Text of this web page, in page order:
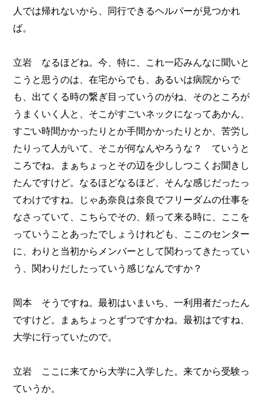
人では帰れないから、同行できるヘルパーが見つかれ
ば。
立岩 なるほどね。今、特に、これ一応みんなに聞いと
こうと思うのは、在宅からでも、あるいは病院からで
も、出てくる時の繋ぎ目っていうのがね、そのところが
うまくいく人と、そこがすごいネックになってあかん、
すごい時間かかったりとか手間かかったりとか、苦労し
たりって人がいて、そこが何なんやろうな？ ていうと
ころでね。まぁちょっとその辺を少ししつこくお聞きし
たんですけど。なるほどなるほど、そんな感じだったっ
てわけですね。じゃあ奈良は奈良でフリーダムの仕事を
なさっていて、こちらでその、頼って来る時に、ここを
っていうことあったでしょうけれども、ここのセンター
に、わりと当初からメンバーとして関わってきたってい
う、関わりだしたっていう感じなんですか？
岡本 そうですね。最初はいまいち、一利用者だったん
ですけど。まぁちょっとずつですかね。最初はですね、
大学に行っていたので。
立岩 ここに来てから大学に入学した。来てから受験っ
ていうか。